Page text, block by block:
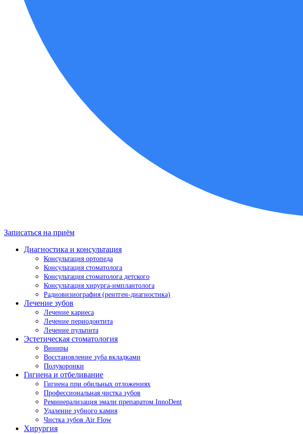
Записаться на приём
Диагностика и консультация
Консультация ортопеда
Консультация стоматолога
Консультация стоматолога детского
Консультация хирурга-имплантолога
Радиовизиография (рентген-диагностика)
Лечение зубов
Лечение кариеса
Лечение периодонтита
Лечение пульпита
Эстетическая стоматология
Виниры
Восстановление зуба вкладками
Полукоронки
Гигиена и отбеливание
Гигиена при обильных отложениях
Профессиональная чистка зубов
Реминерализация эмали препаратом InnoDent
Удаление зубного камня
Чистка зубов Air Flow
Хирургия